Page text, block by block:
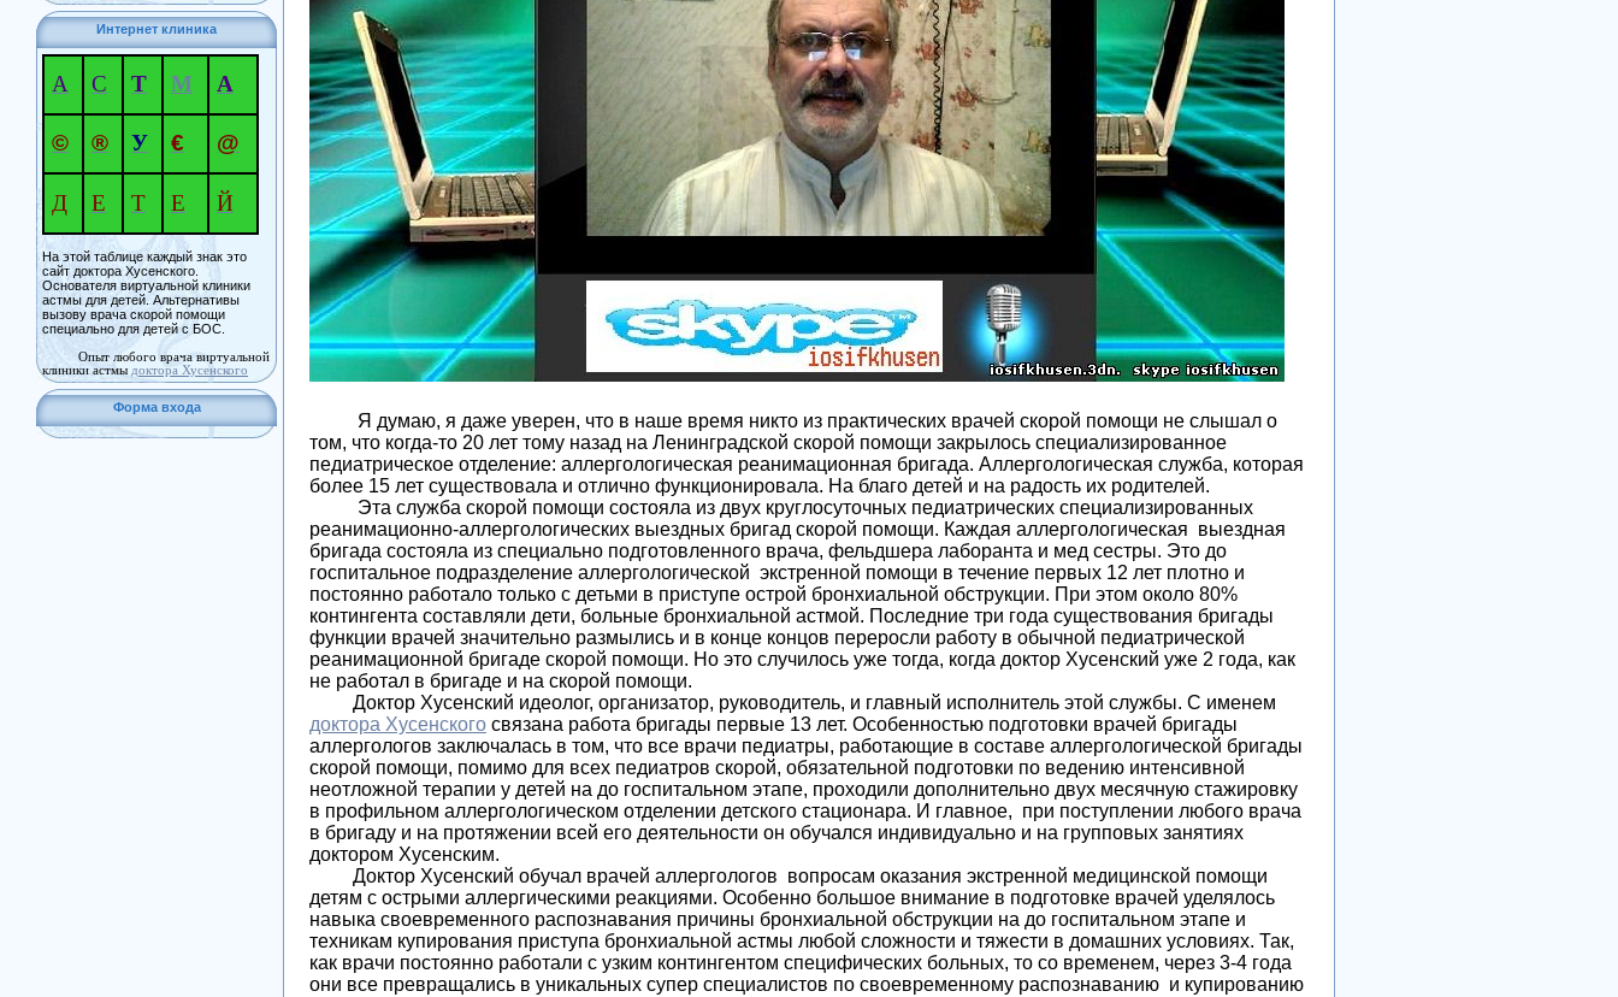
Интернет клиника
А С Т М А
© ® У € @
Д Е Т Е Й
На этой таблице каждый знак это
сайт доктора Хусенского.
Основателя виртуальной клиники
астмы для детей. Альтернативы
вызову врача скорой помощи
специально для детей с БОС.
Опыт любого врача виртуальной
клиники астмы доктора Хусенского
Форма входа
Я думаю, я даже уверен, что в наше время никто из практических врачей скорой помощи не слышал о
том, что когда-то 20 лет тому назад на Ленинградской скорой помощи закрылось специализированное
педиатрическое отделение: аллергологическая реанимационная бригада. Аллергологическая служба, которая
более 15 лет существовала и отлично функционировала. На благо детей и на радость их родителей.
Эта служба скорой помощи состояла из двух круглосуточных педиатрических специализированных
реанимационно-аллергологических выездных бригад скорой помощи. Каждая аллергологическая выездная
бригада состояла из специально подготовленного врача, фельдшера лаборанта и мед сестры. Это до
госпитальное подразделение аллергологической экстренной помощи в течение первых 12 лет плотно и
постоянно работало только с детьми в приступе острой бронхиальной обструкции. При этом около 80%
контингента составляли дети, больные бронхиальной астмой. Последние три года существования бригады
функции врачей значительно размылись и в конце концов переросли работу в обычной педиатрической
реанимационной бригаде скорой помощи. Но это случилось уже тогда, когда доктор Хусенский уже 2 года, как
не работал в бригаде и на скорой помощи.
Доктор Хусенский идеолог, организатор, руководитель, и главный исполнитель этой службы. С именем
доктора Хусенского связана работа бригады первые 13 лет. Особенностью подготовки врачей бригады
аллергологов заключалась в том, что все врачи педиатры, работающие в составе аллергологической бригады
скорой помощи, помимо для всех педиатров скорой, обязательной подготовки по ведению интенсивной
неотложной терапии у детей на до госпитальном этапе, проходили дополнительно двух месячную стажировку
в профильном аллергологическом отделении детского стационара. И главное, при поступлении любого врача
в бригаду и на протяжении всей его деятельности он обучался индивидуально и на групповых занятиях
доктором Хусенским.
Доктор Хусенский обучал врачей аллергологов вопросам оказания экстренной медицинской помощи
детям с острыми аллергическими реакциями. Особенно большое внимание в подготовке врачей уделялось
навыка своевременного распознавания причины бронхиальной обструкции на до госпитальном этапе и
техникам купирования приступа бронхиальной астмы любой сложности и тяжести в домашних условиях. Так,
как врачи постоянно работали с узким контингентом специфических больных, то со временем, через 3-4 года
они все превращались в уникальных супер специалистов по своевременному распознаванию и купированию